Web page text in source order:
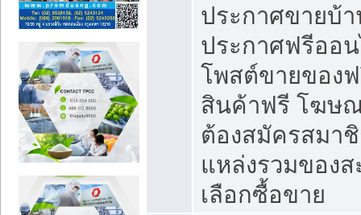
ประกาศขายบ้
ประกาศฟรีออ
โพสต์ขายของ
สินค้าฟรี โฆษ
ต้องสมัครสมา
แหล่งรวมของ
เลือกซื้อขาย